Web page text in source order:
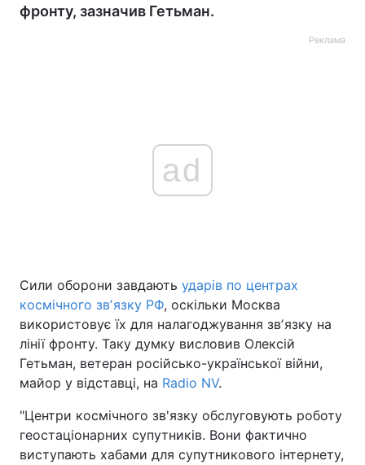
фронту, зазначив Гетьман.
Реклама
ad
Сили оборони завдають ударів по центрах
космічного звʼязку РФ, оскільки Москва
використовує їх для налагоджування звʼязку на
лінії фронту. Таку думку висловив Олексій
Гетьман, ветеран російсько-української війни,
майор у відставці, на Radio NV.
"Центри космічного зв'язку обслуговують роботу
геостаціонарних супутників. Вони фактично
виступають хабами для супутникового інтернету,